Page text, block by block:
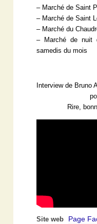
– Marché de Saint
– Marché de Saint
– Marché du
– Marché de nuit
samedis du mois
Interview de Bruno
Rire,
Site web Page